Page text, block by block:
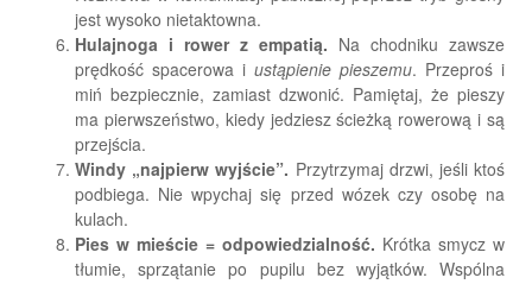
jest wysoko nietaktowna.
Hulajnoga i rower z empatią. Na chodniku zawsze
prędkość spacerowa i ustąpienie pieszemu. Przeproś i
miń bezpiecznie, zamiast dzwonić. Pamiętaj, że pieszy
ma pierwszeństwo, kiedy jedziesz ścieżką rowerową i są
przejścia.
Windy „najpierw wyjście”. Przytrzymaj drzwi, jeśli ktoś
podbiega. Nie wpychaj się przed wózek czy osobę na
kulach.
Pies w mieście = odpowiedzialność. Krótka smycz w
tłumie, sprzątanie po pupilu bez wyjątków. Wspólna